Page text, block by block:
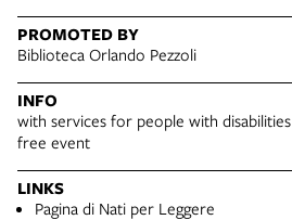
PROMOTED BY
Biblioteca Orlando Pezzoli
INFO
with services for people with disabilities
free event
LINKS
Pagina di Nati per Leggere